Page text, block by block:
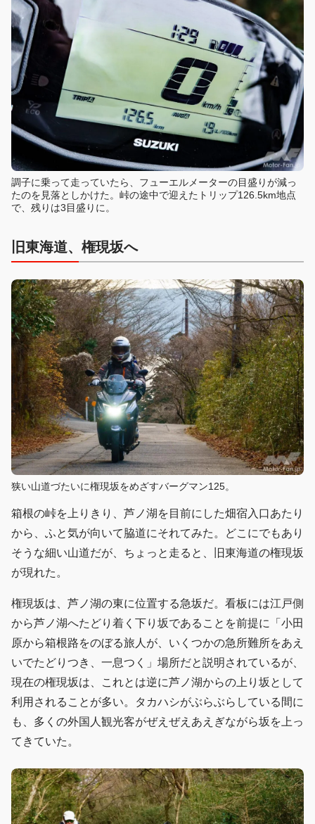
調子に乗って走っていたら、フューエルメーターの目盛りが減っ
たのを見落としかけた。峠の途中で迎えたトリップ126.5km地点
で、残りは3目盛りに。
旧東海道、権現坂へ
狭い山道づたいに権現坂をめざすバーグマン125。
箱根の峠を上りきり、芦ノ湖を目前にした畑宿入口あたり
から、ふと気が向いて脇道にそれてみた。どこにでもあり
そうな細い山道だが、ちょっと走ると、旧東海道の権現坂
が現れた。
権現坂は、芦ノ湖の東に位置する急坂だ。看板には江戸側
から芦ノ湖へたどり着く下り坂であることを前提に「小田
原から箱根路をのぼる旅人が、いくつかの急所難所をあえ
いでたどりつき、一息つく」場所だと説明されているが、
現在の権現坂は、これとは逆に芦ノ湖からの上り坂として
利用されることが多い。タカハシがぶらぶらしている間に
も、多くの外国人観光客がぜえぜえあえぎながら坂を上っ
てきていた。